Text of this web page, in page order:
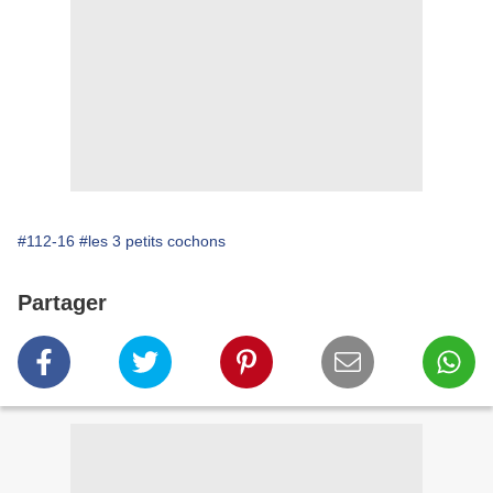
#112-16 #les 3 petits cochons
Partager